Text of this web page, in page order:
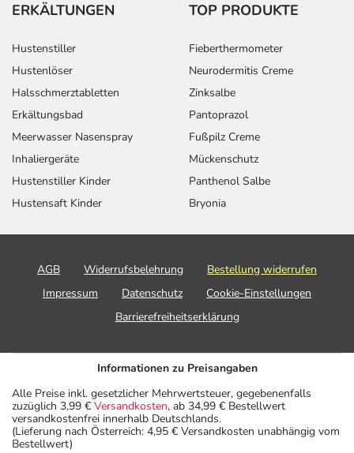
ERKÄLTUNGEN
Hustenstiller
Hustenlöser
Halsschmerztabletten
Erkältungsbad
Meerwasser Nasenspray
Inhaliergeräte
Hustenstiller Kinder
Hustensaft Kinder
TOP PRODUKTE
Fieberthermometer
Neurodermitis Creme
Zinksalbe
Pantoprazol
Fußpilz Creme
Mückenschutz
Panthenol Salbe
Bryonia
AGB Widerrufsbelehrung
Bestellung widerrufen
Impressum
Datenschutz
Cookie-Einstellungen
Barrierefreiheitserklärung
Informationen zu Preisangaben
Alle Preise inkl. gesetzlicher Mehrwertsteuer, gegebenenfalls
zuzüglich 3,99 € Versandkosten, ab 34,99 € Bestellwert
versandkostenfrei innerhalb Deutschlands.
(Lieferung nach Österreich: 4,95 € Versandkosten unabhängig vom
Bestellwert)